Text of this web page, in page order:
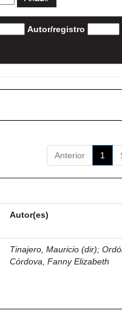
Autor/registro
Anterior 1
Autor(es)
Tinajero, Mauricio (dir);
Córdova, Fanny Elizabeth